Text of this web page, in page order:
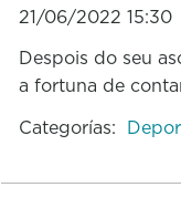
21/06/2022 15:30
Despois do seu
a fortuna de
Categorías: